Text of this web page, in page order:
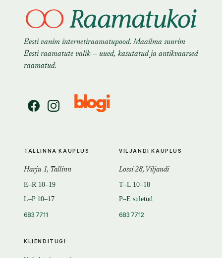
Eesti vanim internetiraamatupood. Maailma suurim
Eesti raamatute valik — uued, kasutatud ja antikvaarsed
raamatud.
KLIENDITUGI
TALLINNA KAUPLUS
Harju 1, Tallinn
E–R 10–19
L–P 10–17
683 7711
VILJANDI KAUPLUS
Lossi 28, Viljandi
T–L 10–18
P–E suletud
683 7712